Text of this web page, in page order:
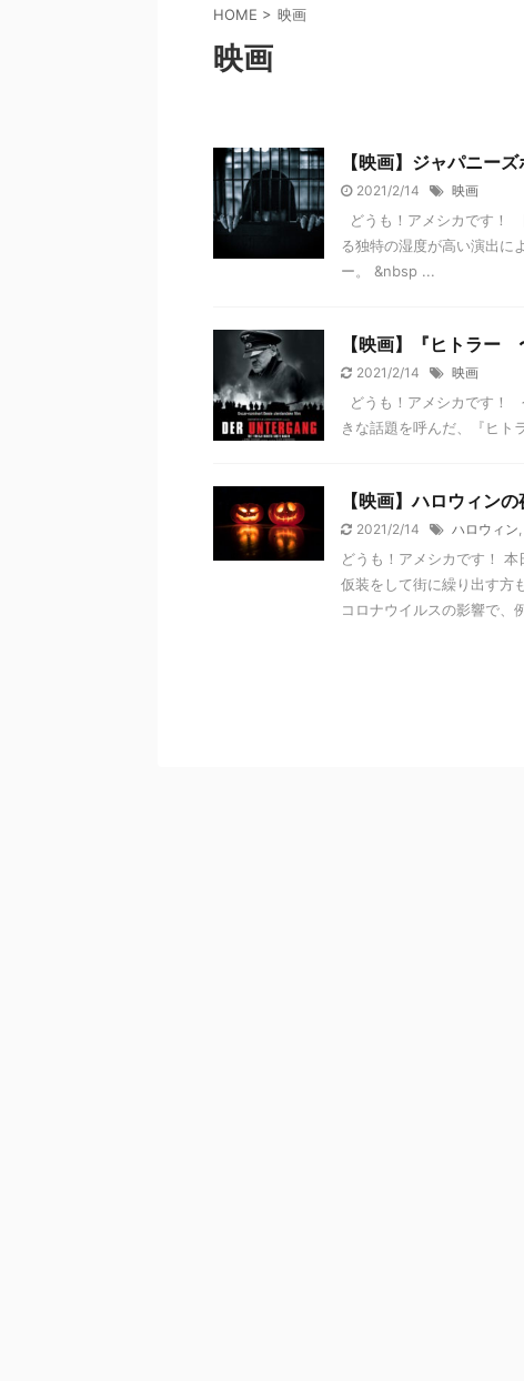
HOME > 映画
映画
【映画】ジャパニー
2021/2/14 映画
どうも！アメシカです！
る独特の湿度が高い演出に
ー。 &nbsp ...
【映画】『ヒトラー
2021/2/14 映画
どうも！アメシカです！
きな話題を呼んだ、『ヒ
【映画】ハロウィン
2021/2/14 ハロウィン,
どうも！アメシカです！
仮装をして街に繰り出す方
コロナウイルスの影響で、